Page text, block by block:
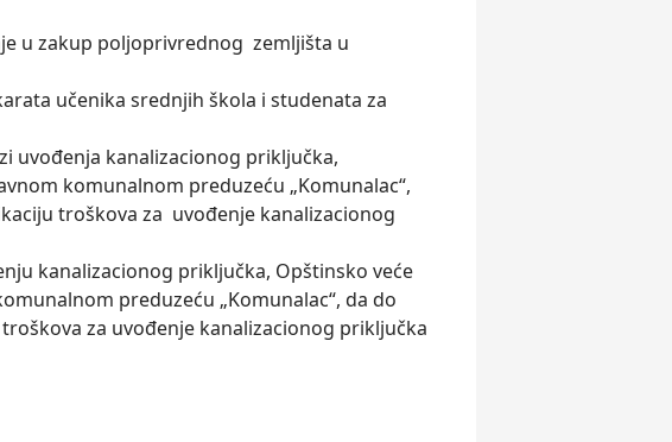
u zakup poljoprivrednog zemljišta u
učenika srednjih škola i studenata za
uvođenja kanalizacionog priključka,
komunalnom preduzeću „Komunalac“,
troškova za uvođenje kanalizacionog
kanalizacionog priključka, Opštinsko veće
preduzeću „Komunalac“, da do
za uvođenje kanalizacionog priključka